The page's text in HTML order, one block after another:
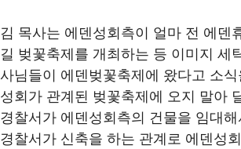
김 목사는 에덴성회측이 얼마 전 에덴
길 벚꽃축제를 개최하는 등 이미지 세
사님들이 에덴벚꽃축제에 왔다고 소
성회가 관계된 벚꽃축제에 오지 말아
경찰서가 에덴성회측의 건물을 임대
경찰서가 신축을 하는 관계로 에덴성